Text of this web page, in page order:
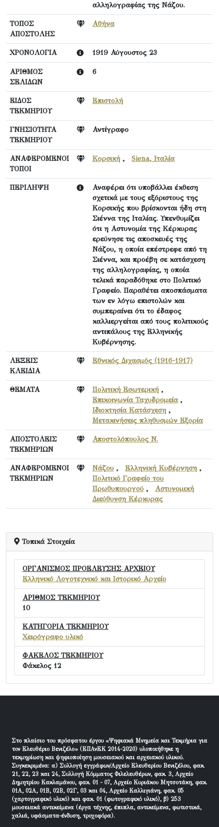
αλληλογραφίας της Νάζου.
ΤΟΠΟΣ
ΑΠΟΣΤΟΛΗΣ
Αθήνα
ΧΡΟΝΟΛΟΓΙΑ 1919 Αύγουστος 23
ΑΡΙΘΜΟΣ
ΣΕΛΙΔΩΝ
6
ΕΙΔΟΣ
ΤΕΚΜΗΡΙΟΥ
Επιστολή
ΓΝΗΣΙΟΤΗΤΑ
ΤΕΚΜΗΡΙΟΥ
Αντίγραφο
ΑΝΑΦΕΡΟΜΕΝΟΙ
ΤΟΠΟΙ
Κορσική , Siena, Ιταλία
ΠΕΡΙΛΗΨΗ
Αναφέρει ότι υποβάλλει έκθεση
σχετικά με τους εξόριστους της
Κορσικής που βρίσκονται ήδη στη
Σιέννα της Ιταλίας. Υπενθυμίζει
ότι η Αστυνομία της Κέρκυρας
ερεύνησε τις αποσκευές της
Νάζου, η οποία επέστρεφε από τη
Σιέννα, και προέβη σε κατάσχεση
της αλληλογραφίας, η οποία
τελικά παραδόθηκε στο Πολιτικό
Γραφείο. Παραθέτει αποσπάσματα
των εν λόγω επιστολών και
συμπεραίνει ότι το έδαφος
καλλιεργείται από τους πολιτικούς
αντιπάλους της Ελληνικής
Κυβέρνησης.
ΛΕΞΕΙΣ
ΚΛΕΙΔΙΑ
Εθνικός Διχασμός (1916-1917)
ΘΕΜΑΤΑ Πολιτική Εσωτερική ,
Επικοινωνία Ταχυδρομεία,
Ιδιοκτησία Κατάσχεση ,
Μετακινήσεις πληθυσμών Εξορία
ΑΠΟΣΤΟΛΕΙΣ
ΤΕΚΜΗΡΙΩΝ
Αποστολόπουλος Ν.
ΑΝΑΦΕΡΟΜΕΝΟΙ
ΤΕΚΜΗΡΙΩΝ
Νάζου , Ελληνική Κυβέρνηση ,
Πολιτικό Γραφείο του
Πρωθυπουργού , Αστυνομική
Διεύθυνση Κέρκυρας
Τοπικά Στοιχεία
ΟΡΓΑΝΙΣΜΟΣ ΠΡΟΕΛΕΥΣΗΣ ΑΡΧΕΙΟΥ
Ελληνικό Λογοτεχνικό και Ιστορικό Αρχείο
ΑΡΙΘΜΟΣ ΤΕΚΜΗΡΙΟΥ
10
ΚΑΤΗΓΟΡΙΑ ΤΕΚΜΗΡΙΟΥ
Χειρόγραφο υλικό
ΦΑΚΕΛΟΣ ΤΕΚΜΗΡΙΟΥ
Φάκελος 12
Στο πλαίσιο του πρόσφατου έργου «Ψηφιακά Μνημεία και Τεκμήρια για
τον Ελευθέριο Βενιζέλο» (ΕΠΑνΕΚ 2014-2020) υλοποιήθηκε η
τεκμηρίωση και ψηφιοποίηση μουσειακού και αρχειακού υλικού.
Συγκεκριμένα: α) Συλλογή εγγράφων/Αρχείο Ελευθερίου Βενιζέλου, φακ.
21, 22, 23 και 24, Συλλογή Κόμματος Φιλελευθέρων, φακ. 3, Αρχείο
Δημητρίου Κακλαμάνου, φακ. 01 - 07, Αρχείο Κυριάκου Μητσοτάκη, φακ.
01Α, 02Α, 01Β, 02Β, 02Γ, 03 και 04, Αρχείο Καλλιγιάνη, φακ. 05
(χαρτογραφικό υλικό) και φακ. 01 (φωτογραφικό υλικό), β) 253
μουσειακά αντικείμενα (έργα τέχνης, έπιπλα, αντικείμενα, φωτιστικά,
χαλιά, υφάσματα-ένδυση, τροχοφόρα).